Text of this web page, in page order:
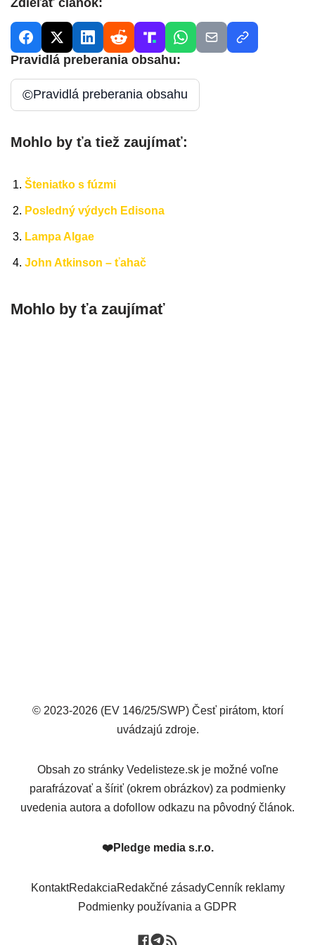
Pravidlá preberania obsahu:
©Pravidlá preberania obsahu
Mohlo by ťa tiež zaujímať:
Šteniatko s fúzmi
Posledný výdych Edisona
Lampa Algae
John Atkinson – ťahač
Mohlo by ťa zaujímať
© 2023-2026 (EV 146/25/SWP) Česť pirátom, ktorí
uvádzajú zdroje.
Obsah zo stránky Vedelisteze.sk je možné voľne
parafrázovať a šíriť (okrem obrázkov) za podmienky
uvedenia autora a dofollow odkazu na pôvodný článok.
❤️Pledge media s.r.o.
KontaktRedakciaRedakčné zásadyCenník reklamy
Podmienky používania a GDPR